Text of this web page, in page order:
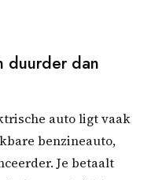
duurder dan
auto ligt vaak
benzineauto,
Je betaalt